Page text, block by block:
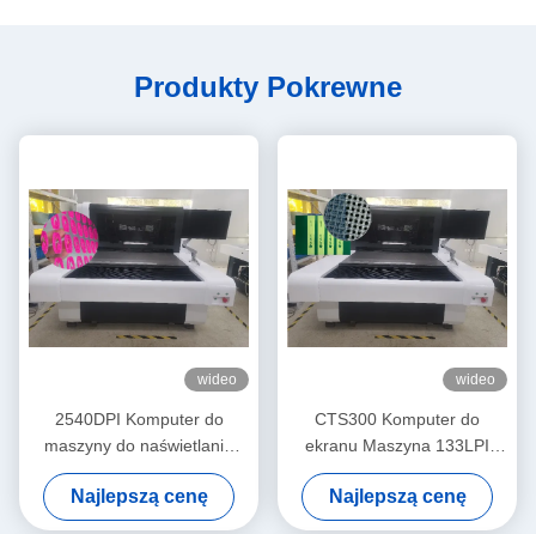
Produkty Pokrewne
wideo
2540DPI Komputer do
maszyny do naświetlania
ekranu 1200 mm x 1300 mm
Automatyczna regulacja
Najlepszą cenę
wideo
CTS300 Komputer do
ekranu Maszyna 133LPI
DMD Technologia DLP
Najlepszą cenę